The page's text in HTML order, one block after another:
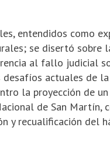
entendidos como
se disertó sobre
al fallo judicial
desafíos actuales de
la proyección de
de San Martín,
y recualifica­ción del